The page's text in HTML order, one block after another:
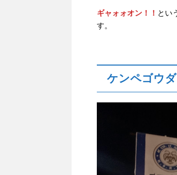
ギャォォオン！！ とい
す。
ケンペゴウ